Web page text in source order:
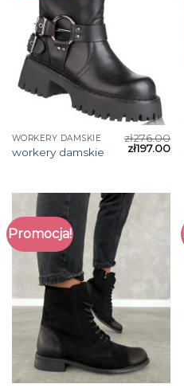
WORKERY DAMSKIE
workery damskie
zł276.00
zł197.00
Promocja!